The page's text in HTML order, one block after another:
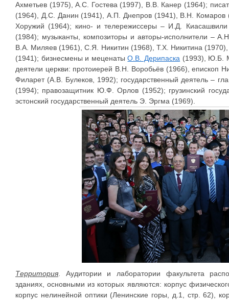
Ахметьев (1975), А.С. Гостева (1997), В.В. Канер (1964);
(1964), Д.С. Данин (1941), А.П. Днепров (1941), В.Н. Комаров
Хоружий (1964); кино- и телережиссеры – И.Д.
(1984); музыканты, композиторы и авторы-исполнители –
В.А. Миляев (1961), С.Я. Никитин (1968), Т.Х. Никитина
(1941); бизнесмены и меценатыО.В. Дерипаска (1993), Ю.Б.
деятели церкви: протоиерей В.Н. Воробьёв (1966), епископ
Филарет (А.В. Булеков, 1992); государственный деятель –
(1994); правозащитник Ю.Ф. Орлов (1952); грузинский
эстонский государственный деятель Э. Эргма (1969).
Территория . Аудитории и лаборатории факультета
зданиях, основными из которых являются: корпус
корпус нелинейной оптики (Ленинские горы, д.1, стр. 62),